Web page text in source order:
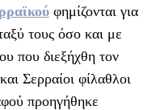
φημίζονται για
τους όσο και με
που διεξήχθη τον
Σερραίοι φίλαθλοι
προηγήθηκε